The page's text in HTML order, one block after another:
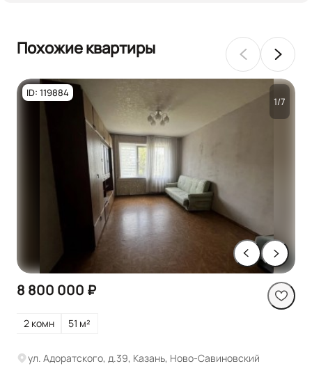
Похожие квартиры
ID: 119884
1/7
8 800 000 ₽
2 комн 51 м²
ул. Адоратского, д.39, Казань, Ново-Савиновский